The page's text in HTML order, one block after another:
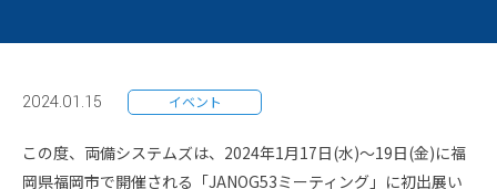
企業情報トップ
両備グループ CSOメッセージ
採用情報トップ
English
2024.01.15 イベント
この度、両備システムズは、2024年1月17日(水)～19日(金)に福
岡県福岡市で開催される「JANOG53ミーティング」に初出展い